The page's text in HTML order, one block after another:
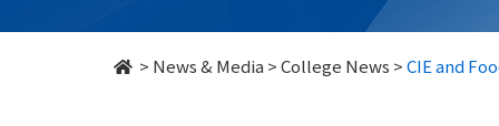
organised
> News & Media >College News >CIE and